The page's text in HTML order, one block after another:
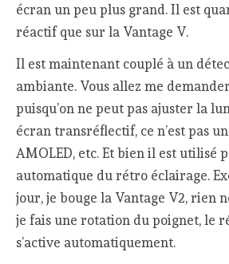
écran un peu plus grand. Il est
réactif que sur la Vantage V.
Il est maintenant couplé à un
ambiante. Vous allez me
puisqu’on ne peut pas ajuster la
écran transréflectif, ce n’est pas
AMOLED, etc. Et bien il est utilisé
automatique du rétro éclairage.
jour, je bouge la Vantage V2, rien
je fais une rotation du poignet, le
s’active automatiquement.